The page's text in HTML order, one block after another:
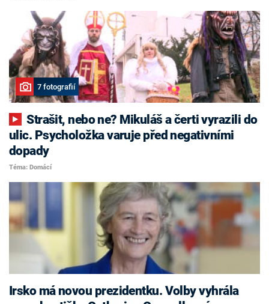
7 fotografií
Strašit, nebo ne? Mikuláš a čerti vyrazili do
ulic. Psycholožka varuje před negativními
dopady
Téma: Domácí
Irsko má novou prezidentku. Volby vyhrála